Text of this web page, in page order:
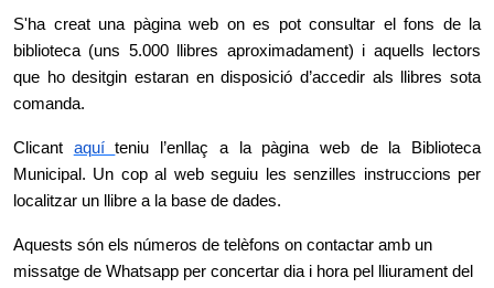
S'ha creat una pàgina web on es pot consultar el fons de la
biblioteca (uns 5.000 llibres aproximadament) i aquells lectors
que ho desitgin estaran en disposició d’accedir als llibres sota
comanda.
Clicant aquíteniu l’enllaç a la pàgina web de la Biblioteca
Municipal. Un cop al web seguiu les senzilles instruccions per
localitzar un llibre a la base de dades.
Aquests són els números de telèfons on contactar amb un
missatge de Whatsapp per concertar dia i hora pel lliurament del